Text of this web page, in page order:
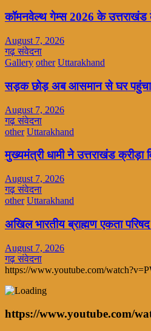
कॉमनवेल्थ गेम्स 2026 के उत्तराखंड
August 7, 2026
गढ़ संवेदना
Gallery other Uttarakhand
सड़क छोड़ अब आसमान से घर
August 7, 2026
गढ़ संवेदना
other Uttarakhand
मुख्यमंत्री धामी ने उत्तराखंड क्रीड़ा
August 7, 2026
गढ़ संवेदना
other Uttarakhand
अखिल भारतीय ब्राह्मण एकता
August 7, 2026
गढ़ संवेदना
https://www.youtube.com/
https://www.youtube.com/